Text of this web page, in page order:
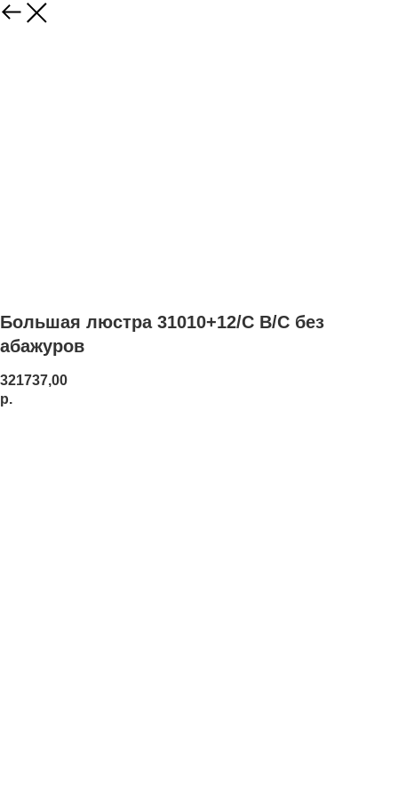
Большая люстра 31010+12/C B/C без
абажуров
321737,00
р.